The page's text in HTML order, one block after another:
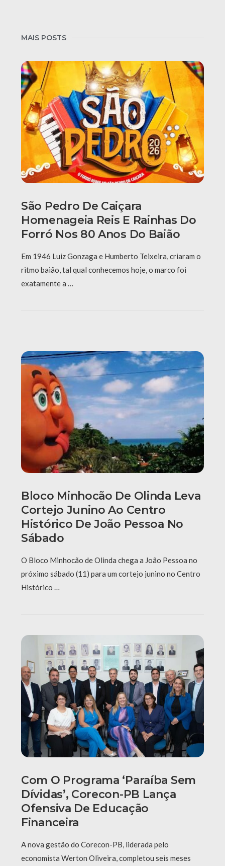
MAIS POSTS
São Pedro De Caiçara
Homenageia Reis E Rainhas Do
Forró Nos 80 Anos Do Baião
Em 1946 Luiz Gonzaga e Humberto Teixeira, criaram o
ritmo baião, tal qual conhecemos hoje, o marco foi
exatamente a …
Bloco Minhocão De Olinda Leva
Cortejo Junino Ao Centro
Histórico De João Pessoa No
Sábado
O Bloco Minhocão de Olinda chega a João Pessoa no
próximo sábado (11) para um cortejo junino no Centro
Histórico …
Com O Programa ‘Paraíba Sem
Dívidas’, Corecon-PB Lança
Ofensiva De Educação
Financeira
A nova gestão do Corecon-PB, liderada pelo
economista Werton Oliveira, completou seis meses